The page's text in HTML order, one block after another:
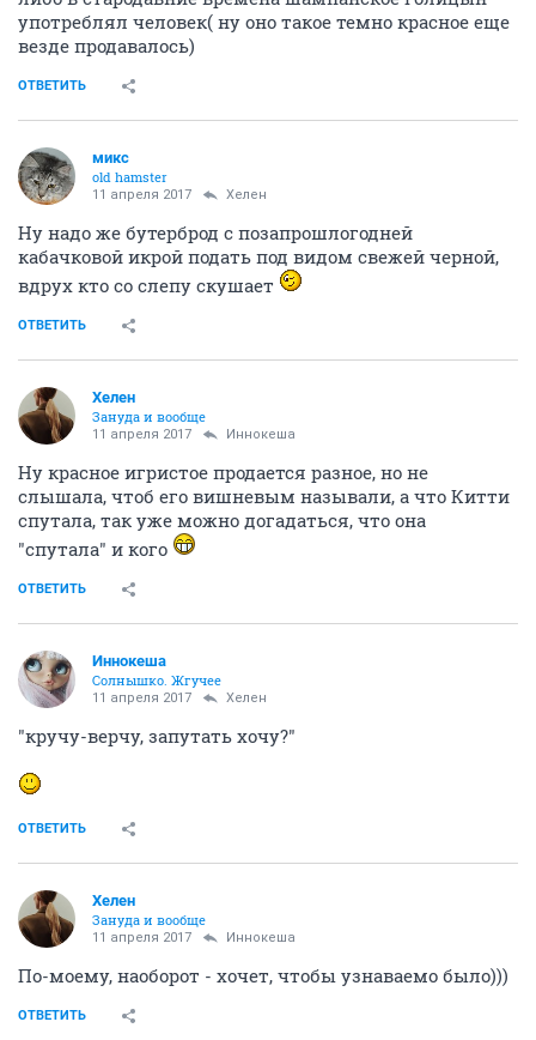
употреблял человек( ну оно такое темно красное еще
везде продавалось)
ОТВЕТИТЬ
микс
old hamster
11 апреля 2017 Хелен
Ну надо же бутерброд с позапрошлогодней
кабачковой икрой подать под видом свежей черной,
вдрух кто со слепу скушает
ОТВЕТИТЬ
Хелен
Зануда и вообще
11 апреля 2017 Иннокеша
Ну красное игристое продается разное, но не
слышала, чтоб его вишневым называли, а что Китти
спутала, так уже можно догадаться, что она
"спутала" и кого
ОТВЕТИТЬ
Иннокеша
Солнышко. Жгучее
11 апреля 2017 Хелен
"кручу-верчу, запутать хочу?"
ОТВЕТИТЬ
Хелен
Зануда и вообще
11 апреля 2017 Иннокеша
По-моему, наоборот - хочет, чтобы узнаваемо было)))
ОТВЕТИТЬ